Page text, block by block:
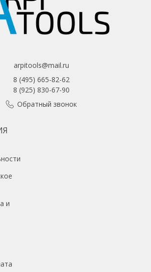
arpitools@mail.ru
8 (495) 665-82-62
8 (925) 830-67-90
Обратный звонок
и